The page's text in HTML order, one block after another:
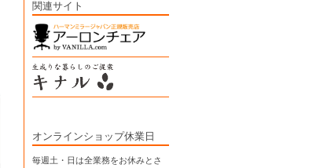
関連サイト
オンラインショップ休業日
毎週土・日は全業務をお休みとさ